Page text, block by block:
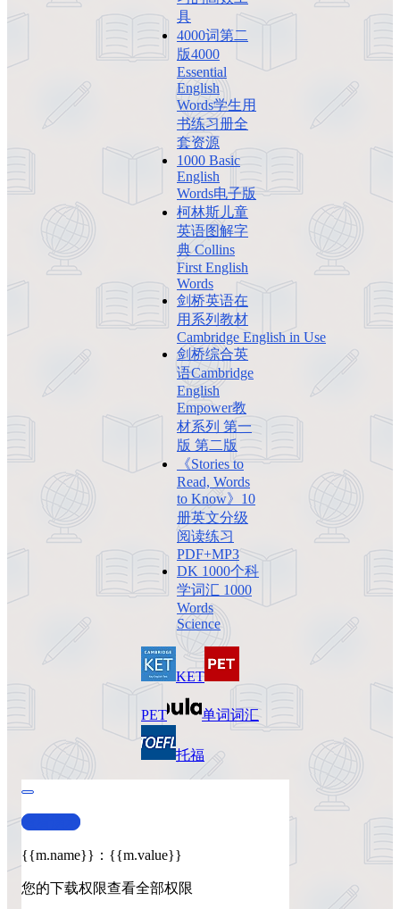
具
4000词第二
版4000
Essential
English
Words学生用
书练习册全
套资源
1000 Basic
English
Words电子版
柯林斯儿童
英语图解字
典 Collins
First English
Words
剑桥英语在
用系列教材
Cambridge English in Use
剑桥综合英
语Cambridge
English
Empower教
材系列 第一
版 第二版
《Stories to
Read, Words
to Know》10
册英文分级
阅读练习
PDF+MP3
DK 1000个科
学词汇 1000
Words
Science
KET
PET 单词词汇
托福
查看演示
{{m.name}} ： {{m.value}}
您的下载权限查看全部权限